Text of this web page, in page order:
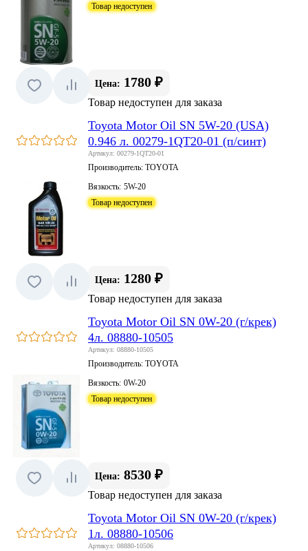
Товар недоступен
Цена: 1780 ₽
Товар недоступен для заказа
Toyota Motor Oil SN 5W-20 (USA)
0.946 л. 00279-1QT20-01 (п/синт)
Артикул: 00279-1QT20-01
Производитель: TOYOTA
Вязкость: 5W-20
Товар недоступен
Цена: 1280 ₽
Товар недоступен для заказа
Toyota Motor Oil SN 0W-20 (г/крек)
4л. 08880-10505
Артикул: 08880-10505
Производитель: TOYOTA
Вязкость: 0W-20
Товар недоступен
Цена: 8530 ₽
Товар недоступен для заказа
Toyota Motor Oil SN 0W-20 (г/крек)
1л. 08880-10506
Артикул: 08880-10506